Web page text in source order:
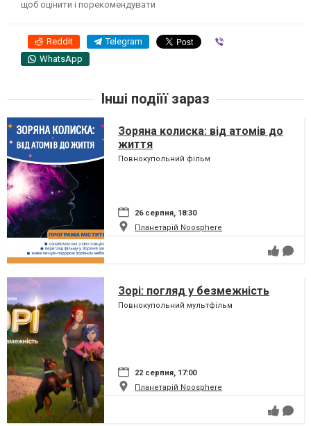
щоб оцінити і порекомендувати
Reddit Telegram
WhatsApp
Інші подіїї зараз
Зоряна колиска: від атомів до
життя
Повнокупольний фільм
26 серпня, 18:30
Планетарій Noosphere
Зорі: погляд у безмежність
Повнокупольний мультфільм
22 серпня, 17:00
Планетарій Noosphere